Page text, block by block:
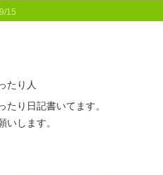
15
たり人
たり日記書いてます。
いします。